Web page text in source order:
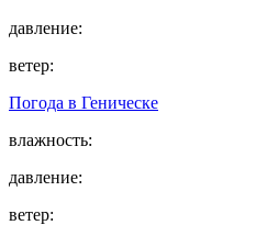
давление:
ветер:
Погода в Геническе
влажность:
давление:
ветер: